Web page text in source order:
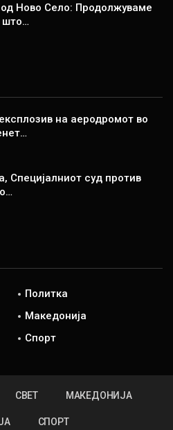
Ново Село: Продолжуваме
што…
на аеродромот во
Специјалниот суд против
Политка
Македонија
Спорт
СВЕТ МАКЕДОНИЈА
СПОРТ